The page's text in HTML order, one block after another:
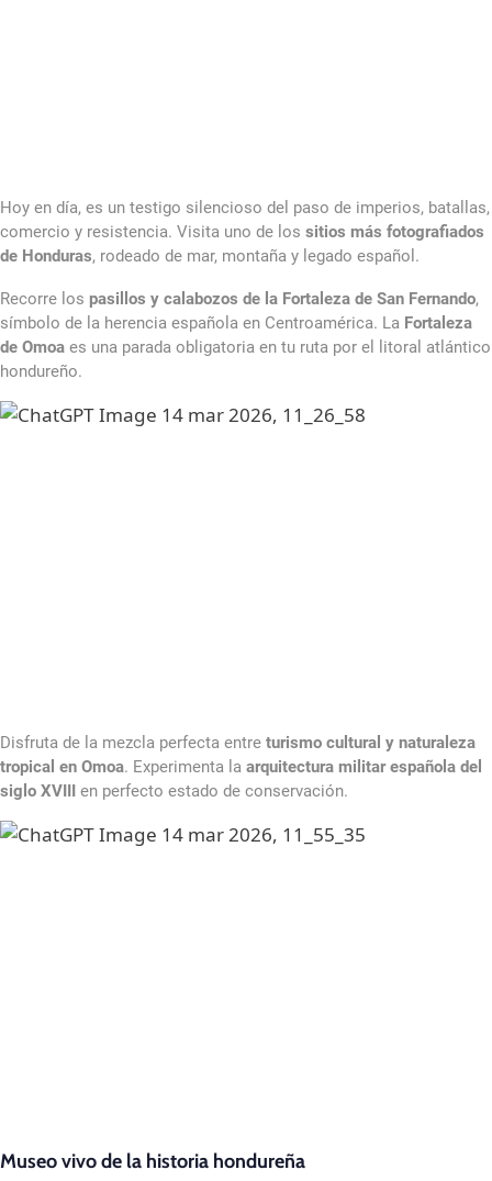
Hoy en día, es un testigo silencioso del paso de imperios, batallas,
comercio y resistencia. Visita uno de los sitios más fotografiados
de Honduras, rodeado de mar, montaña y legado español.
Mange spillere prioriterer hastighed, og listen over Danske
casinoer med hurtig udbetalinger derfor meget populær. Her finder
du licenserede udbydere, som sikrer hurtige og pålidelige
overførsler. Det betyder, at du kan nyde spillet velvidende, at
gevinsterne udbetales uden forsinkelse.
Recorre los pasillos y calabozos de la Fortaleza de San Fernando,
símbolo de la herencia española en Centroamérica. La Fortaleza
de Omoa es una parada obligatoria en tu ruta por el litoral atlántico
hondureño.
Disfruta de la mezcla perfecta entre turismo cultural y naturaleza
tropical en Omoa. Experimenta la arquitectura militar española del
siglo XVIII en perfecto estado de conservación.
Museo vivo de la historia hondureña